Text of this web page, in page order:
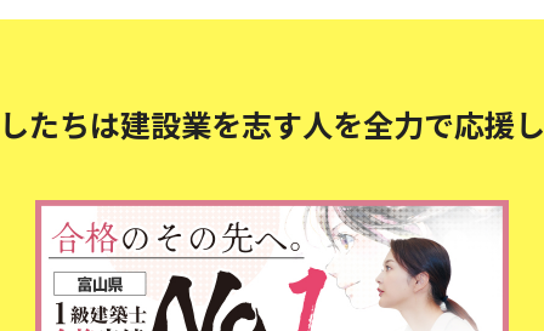
たちは建設業を志す人を全力で応援